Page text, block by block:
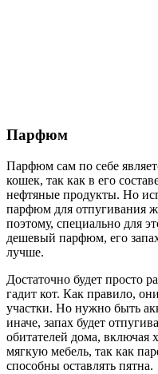
Парфюм
Парфюм сам по себе
кошек, так как в его
нефтяные продукты. Но
парфюм для отпугивания
поэтому, специально для
дешевый парфюм, его
лучше.
Достаточно будет просто
гадит кот. Как правило,
участки. Но нужно быть
иначе, запах будет
обитателей дома, включая
мягкую мебель, так как
способны оставлять пятна.